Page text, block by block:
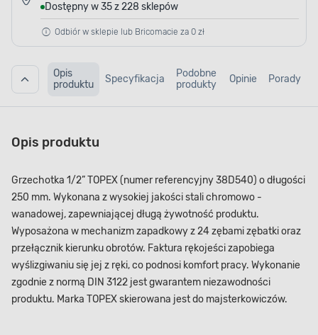
Dostępny w 35 z 228 sklepów
Odbiór w sklepie lub Bricomacie za 0 zł
Opis
produktu
Specyfikacja
Podobne
produkty
Opinie Porady
Opis produktu
Grzechotka 1/2” TOPEX (numer referencyjny 38D540) o długości
250 mm. Wykonana z wysokiej jakości stali chromowo -
wanadowej, zapewniającej długą żywotność produktu.
Wyposażona w mechanizm zapadkowy z 24 zębami zębatki oraz
przełącznik kierunku obrotów. Faktura rękojeści zapobiega
wyślizgiwaniu się jej z ręki, co podnosi komfort pracy. Wykonanie
zgodnie z normą DIN 3122 jest gwarantem niezawodności
produktu. Marka TOPEX skierowana jest do majsterkowiczów.